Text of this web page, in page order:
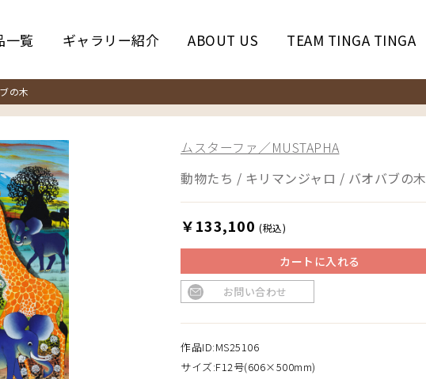
一覧 ギャラリー紹介 ABOUT US TEAM TINGA TINGA
の木
ムスターファ／MUSTAPHA
動物たち / キリマンジャロ / バオバブの木
￥133,100 (税込)
カートに入れる
お問い合わせ
作品ID:MS25106
サイズ:F12号(606×500mm)